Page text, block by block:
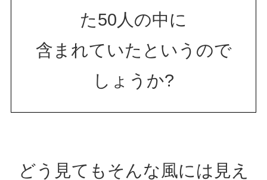
た50人の中に
含まれていたというので
しょうか?
どう見てもそんな風には見え